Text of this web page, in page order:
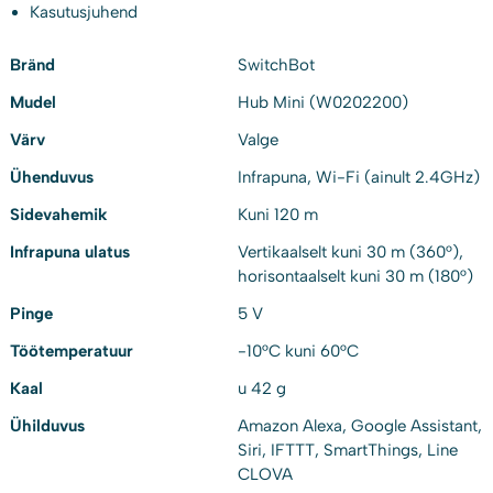
Kasutusjuhend
Bränd
SwitchBot
Mudel
Hub Mini (W0202200)
Värv
Valge
Ühenduvus
Infrapuna, Wi-Fi (ainult 2.4GHz)
Sidevahemik
Kuni 120 m
Infrapuna ulatus
Vertikaalselt kuni 30 m (360°),
horisontaalselt kuni 30 m (180°)
Pinge
5 V
Töötemperatuur
-10°C kuni 60°C
Kaal
u 42 g
Ühilduvus
Amazon Alexa, Google Assistant,
Siri, IFTTT, SmartThings, Line
CLOVA